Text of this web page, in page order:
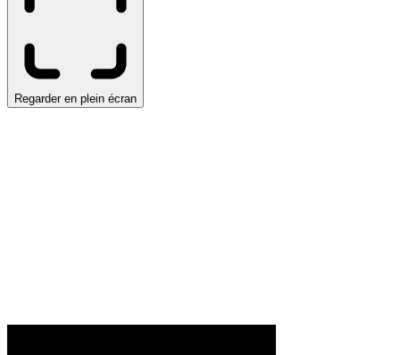
Regarder en plein écran